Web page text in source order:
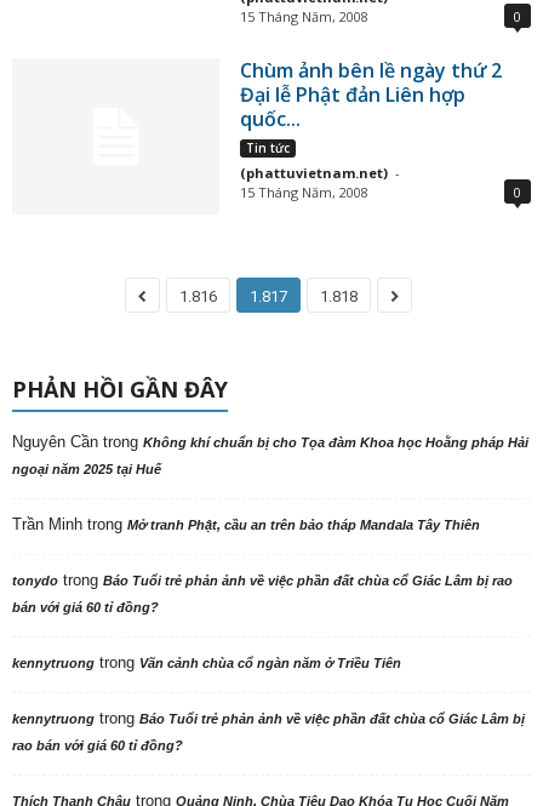
15 Tháng Năm, 2008
0
Chùm ảnh bên lề ngày thứ 2
Đại lễ Phật đản Liên hợp
quốc...
Tin tức
(phattuvietnam.net) -
15 Tháng Năm, 2008
0
1.816 1.817 1.818
PHẢN HỒI GẦN ĐÂY
Nguyên Cần trong Không khí chuẩn bị cho Tọa đàm Khoa học Hoằng pháp Hải
ngoại năm 2025 tại Huế
Trần Minh trong Mở tranh Phật, cầu an trên bảo tháp Mandala Tây Thiên
tonydo trong Báo Tuổi trẻ phản ảnh về việc phần đất chùa cổ Giác Lâm bị rao
bán với giá 60 tỉ đồng?
kennytruong trong Vãn cảnh chùa cổ ngàn năm ở Triều Tiên
kennytruong trong Báo Tuổi trẻ phản ảnh về việc phần đất chùa cổ Giác Lâm bị
rao bán với giá 60 tỉ đồng?
Thích Thanh Châu trong Quảng Ninh. Chùa Tiêu Dao Khóa Tu Học Cuối Năm